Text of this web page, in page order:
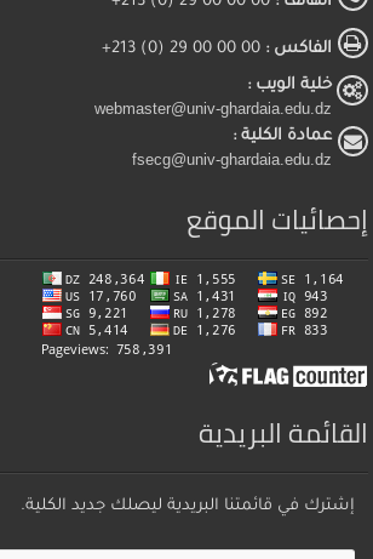
الفاكس : 00 00 00 29 (0) 213+
خلية الويب :
webmaster@univ-ghardaia.edu.dz
عمادة الكلية :
fsecg@univ-ghardaia.edu.dz
إحصائيات الموقع
القائمة البريدية
إشترك في قائمتنا البريدية ليصلك جديد الكلية.